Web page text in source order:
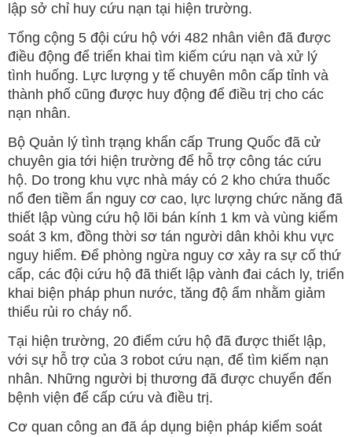
lập sở chỉ huy cứu nạn tại hiện trường.
Tổng cộng 5 đội cứu hộ với 482 nhân viên đã được
điều động để triển khai tìm kiếm cứu nạn và xử lý
tình huống. Lực lượng y tế chuyên môn cấp tỉnh và
thành phố cũng được huy động để điều trị cho các
nạn nhân.
Bộ Quản lý tình trạng khẩn cấp Trung Quốc đã cử
chuyên gia tới hiện trường để hỗ trợ công tác cứu
hộ. Do trong khu vực nhà máy có 2 kho chứa thuốc
nổ đen tiềm ẩn nguy cơ cao, lực lượng chức năng đã
thiết lập vùng cứu hộ lõi bán kính 1 km và vùng kiểm
soát 3 km, đồng thời sơ tán người dân khỏi khu vực
nguy hiểm. Để phòng ngừa nguy cơ xảy ra sự cố thứ
cấp, các đội cứu hộ đã thiết lập vành đai cách ly, triển
khai biện pháp phun nước, tăng độ ẩm nhằm giảm
thiểu rủi ro cháy nổ.
Tại hiện trường, 20 điểm cứu hộ đã được thiết lập,
với sự hỗ trợ của 3 robot cứu nạn, để tìm kiếm nạn
nhân. Những người bị thương đã được chuyển đến
bệnh viện để cấp cứu và điều trị.
Cơ quan công an đã áp dụng biện pháp kiểm soát